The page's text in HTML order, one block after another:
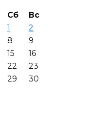
Сб
Вс
1
2
8
9
15
16
22
23
29
30